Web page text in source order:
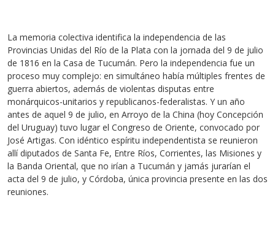
La memoria colectiva identifica la independencia de las
Provincias Unidas del Río de la Plata con la jornada del 9 de julio
de 1816 en la Casa de Tucumán. Pero la independencia fue un
proceso muy complejo: en simultáneo había múltiples frentes de
guerra abiertos, además de violentas disputas entre
monárquicos-unitarios y republicanos-federalistas. Y un año
antes de aquel 9 de julio, en Arroyo de la China (hoy Concepción
del Uruguay) tuvo lugar el Congreso de Oriente, convocado por
José Artigas. Con idéntico espíritu independentista se reunieron
allí diputados de Santa Fe, Entre Ríos, Corrientes, las Misiones y
la Banda Oriental, que no irían a Tucumán y jamás jurarían el
acta del 9 de julio, y Córdoba, única provincia presente en las dos
reuniones.